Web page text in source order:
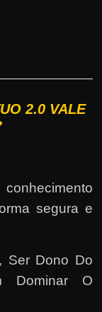
2.0 VALE
segura e
Ser Dono Do
Dominar O